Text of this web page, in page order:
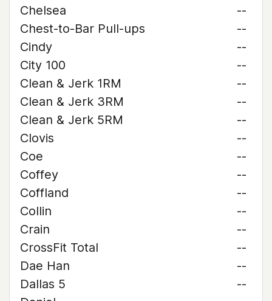
Chelsea
--
Chest-to-Bar Pull-ups
--
Cindy
--
City 100
--
Clean & Jerk 1RM
--
Clean & Jerk 3RM
--
Clean & Jerk 5RM
--
Clovis
--
Coe
--
Coffey
--
Coffland
--
Collin
--
Crain
--
CrossFit Total
--
Dae Han
--
Dallas 5
--